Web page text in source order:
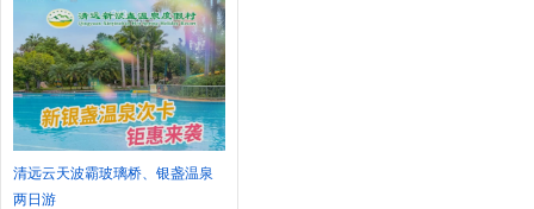
清远云天波霸玻璃桥、银盏温泉
两日游